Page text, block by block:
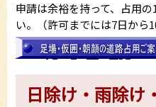
申請は余裕を持って、占用
い。（許可までには7日から
日除け・雨除け